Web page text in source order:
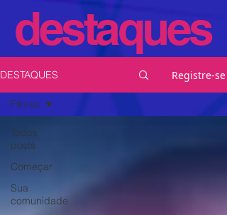
destaques
DESTAQUES Registre-se
Todos
posts
Começar
Sua
comunidade
Filmes